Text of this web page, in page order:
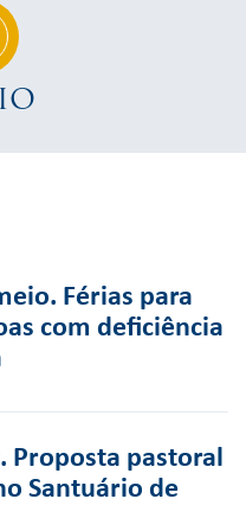
Férias para
com deficiência
Proposta pastoral
Santuário de